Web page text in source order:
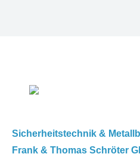
Sicherheitstechnik &
Frank & Thomas Schröter